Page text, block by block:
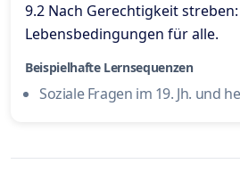
9.2 Nach Gerechtigkeit
Lebensbedingungen für alle.
Beispielhafte Lernsequenzen
Soziale Fragen im 19. Jh. und